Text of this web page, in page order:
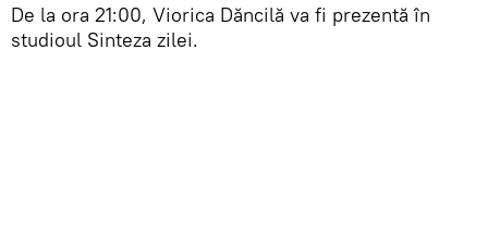
De la ora 21:00, Viorica Dăncilă va fi prezentă în
studioul Sinteza zilei.